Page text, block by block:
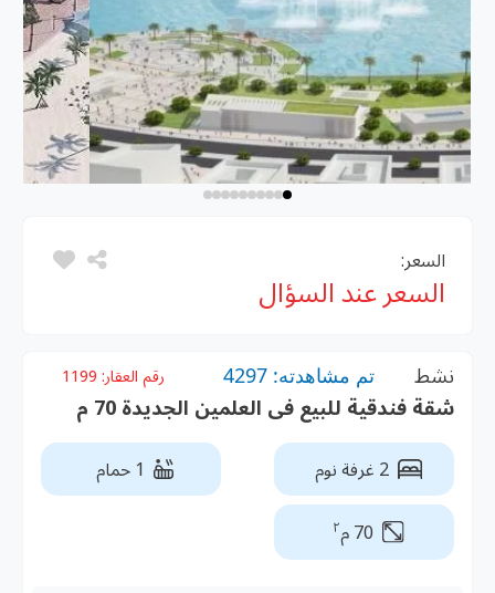
السعر:
السعر عند السؤال
نشط تم مشاهدته: 4297 رقم العقار: 1199
شقة فندقية للبيع فى العلمين الجديدة 70 م
2 غرفة نوم 1 حمام
70 م ٢